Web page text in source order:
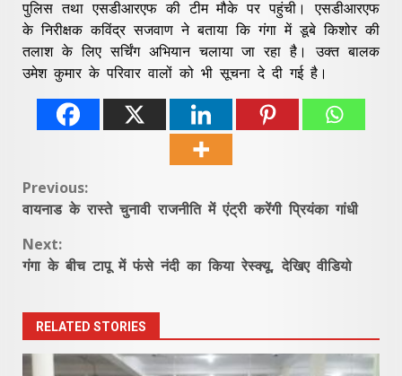
पुलिस तथा एसडीआरएफ की टीम मौके पर पहुंची। एसडीआरएफ
के निरीक्षक कविंद्र सजवाण ने बताया कि गंगा में डूबे किशोर की
तलाश के लिए सर्चिंग अभियान चलाया जा रहा है। उक्त बालक
उमेश कुमार के परिवार वालों को भी सूचना दे दी गई है।
Continue
Previous:
वायनाड के रास्ते चुनावी राजनीति में एंट्री करेंगी प्रियंका गांधी
Next:
गंगा के बीच टापू में फंसे नंदी का किया रेस्क्यू, देखिए वीडियो
RELATED STORIES